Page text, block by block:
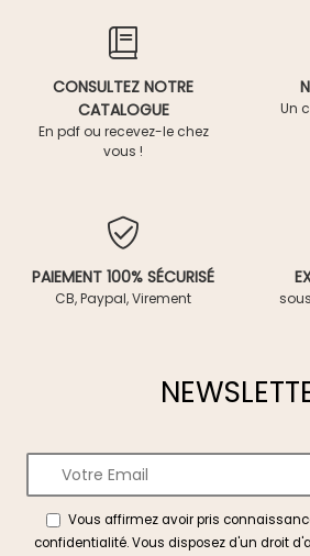
CONSULTEZ NOTRE
CATALOGUE
En pdf ou recevez-le chez
vous !
Un
PAIEMENT 100% SÉCURISÉ
CB, Paypal, Virement
Vous affirmez avoir pris
confidentialité. Vous disposez d'un droit